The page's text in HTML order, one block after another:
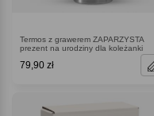
Termos z grawerem ZAPARZYSTA
prezent na urodziny dla koleżanki
79,90 zł